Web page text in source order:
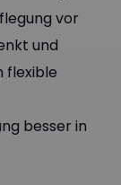
vor
und
flexible
besser in